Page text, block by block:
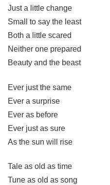
Just a little change
Small to say the least
Both a little scared
Neither one prepared
Beauty and the beast
Ever just the same
Ever a surprise
Ever as before
Ever just as sure
As the sun will rise
Tale as old as time
Tune as old as song